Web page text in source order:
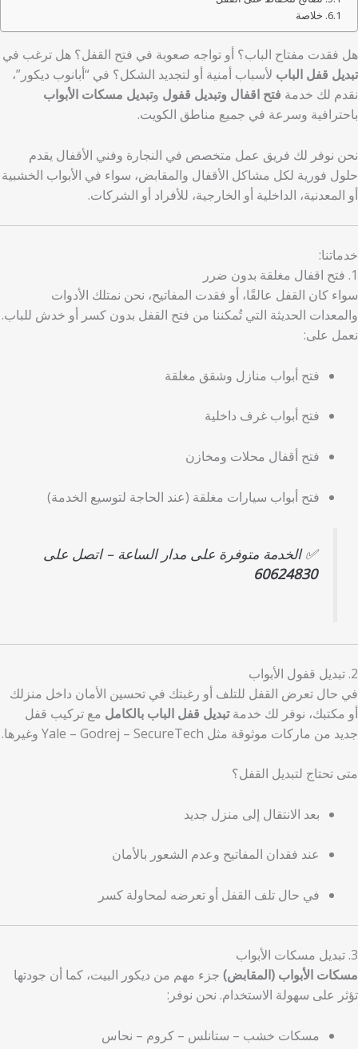
خلاصة
هل فقدت مفتاح الباب؟ أو تواجه صعوبة في فتح القفل؟ هل ترغب في
تبديل قفل الباب لأسباب أمنية أو لتجديد الشكل؟ في “أبانوب ديكور”،
نقدم لك خدمة فتح اقفال وتبديل قفول وتبديل مسكات الأبواب
باحترافية وسرعة في جميع مناطق الكويت.
نحن نوفر لك فريق عمل متخصص في النجارة وفني الأقفال يقدم
حلول فورية لكل مشاكل الأقفال والمقابض، سواء في الأبواب الخشبية
أو المعدنية، الداخلية أو الخارجية، للأفراد أو الشركات.
خدماتنا:
1. فتح اقفال مغلقة بدون ضرر
سواء كان القفل عالقًا، أو فقدت المفاتيح، نحن نمتلك الأدوات
والمعدات الحديثة التي تُمكننا من فتح القفل بدون كسر أو خدش للباب.
نعمل على:
فتح أبواب منازل وشقق مغلقة
فتح أبواب غرف داخلية
فتح أقفال محلات ومخازن
فتح أبواب سيارات مغلقة (عند الحاجة لتوسيع الخدمة)
✅ الخدمة متوفرة على مدار الساعة – اتصل على
60624830
2. تبديل قفول الأبواب
في حال تعرض القفل للتلف أو رغبتك في تحسين الأمان داخل منزلك
أو مكتبك، نوفر لك خدمةتبديل قفل الباب بالكامل مع تركيب قفل
جديد من ماركات موثوقة مثل Yale – Godrej – SecureTech وغيرها.
متى تحتاج لتبديل القفل؟
بعد الانتقال إلى منزل جديد
عند فقدان المفاتيح وعدم الشعور بالأمان
في حال تلف القفل أو تعرضه لمحاولة كسر
3. تبديل مسكات الأبواب
مسكات الأبواب (المقابض) جزء مهم من ديكور البيت، كما أن جودتها
تؤثر على سهولة الاستخدام. نحن نوفر:
مسكات خشب – ستانلس – كروم – نحاس